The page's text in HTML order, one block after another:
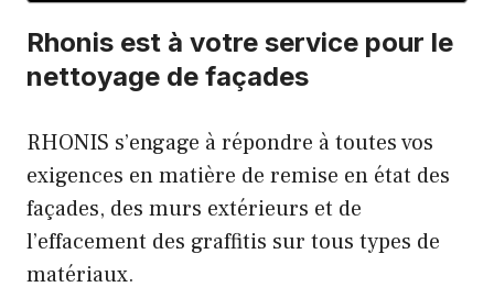
Rhonis est à votre service pour le
nettoyage de façades
RHONIS s’engage à répondre à toutes vos
exigences en matière de remise en état des
façades, des murs extérieurs et de
l’effacement des graffitis sur tous types de
matériaux.